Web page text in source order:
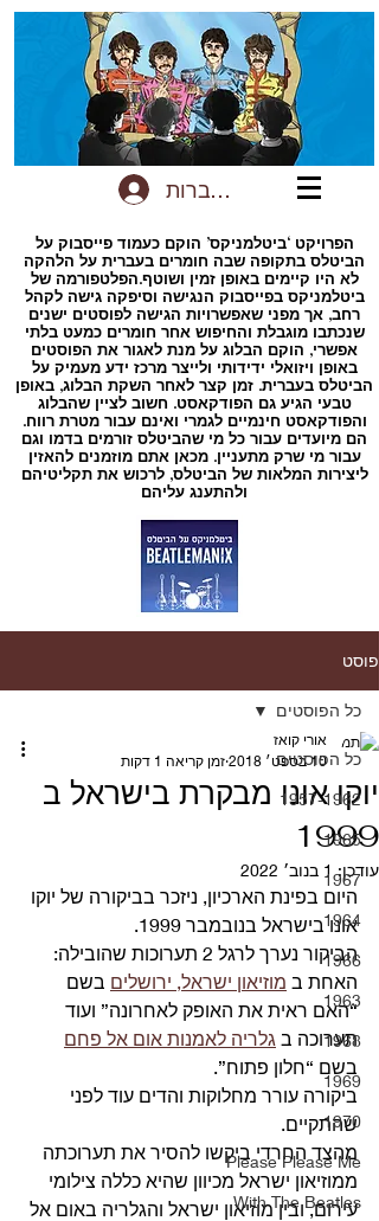
להתחברות
הפרויקט ‘ביטלמניקס’ הוקם כעמוד פייסבוק על
הביטלס בתקופה שבה חומרים בעברית על הלהקה
לא היו קיימים באופן זמין ושוטף.הפלטפורמה של
ביטלמניקס בפייסבוק הנגישה וסיפקה גישה לקהל
רחב, אך מפני שאפשרויות הגישה לפוסטים ישנים
שנכתבו מוגבלת והחיפוש אחר חומרים כמעט בלתי
אפשרי, הוקם הבלוג על מנת לאגור את הפוסטים
באופן ויזואלי ידידותי ולייצר מרכז ידע מעמיק על
הביטלס בעברית. זמן קצר לאחר השקת הבלוג, באופן
טבעי הגיע גם הפודקאסט. חשוב לציין שהבלוג
והפודקאסט חינמיים לגמרי ואינם עבור מטרת רווח.
הם מיועדים עבור כל מי שהביטלס זורמים בדמו וגם
עבור מי שרק מתעניין. מכאן אתם מוזמנים להאזין
ליצירות המלאות של הביטלס, לרכוש את תקליטיהם
ולהתענג עליהם
פוסט
כל הפוסטים
1957-1962
1965
1967
1964
1966
1963
1968
1969
1970
Please Please Me
With The Beatles
כל הפוסטים
יוקו אונו מבקרת בישראל ב
1999
אורי קואז
10 בספט׳ 2018
זמן קריאה 1 דקות
עודכן: 1 בנוב׳ 2022
היום בפינת הארכיון, ניזכר בביקורה של יוקו
אונו בישראל בנובמבר 1999.
הביקור נערך לרגל 2 תערוכות שהובילה:
האחת ב מוזיאון ישראל, ירושלים בשם
“האם ראית את האופק לאחרונה” ועוד
תערוכה ב גלריה לאמנות אום אל פחם
בשם “חלון פתוח”.
ביקורה עורר מחלוקות והדים עוד לפני
שהתקיים.
מהצד החרדי ביקשו להסיר את תערוכתה
ממוזיאון ישראל מכיוון שהיא כללה צילומי
עירום, ובין מוזיאון ישראל והגלריה באום אל